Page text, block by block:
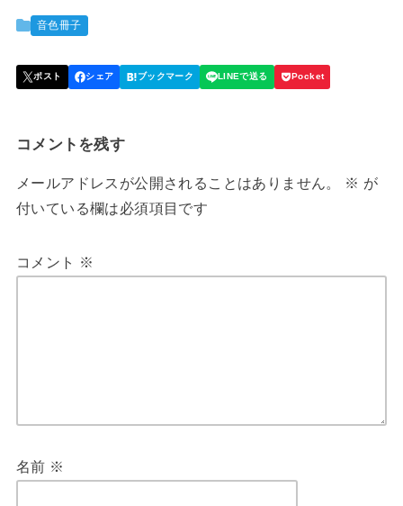
音色冊子
コメントを残す
メールアドレスが公開されることはありません。 ※ が
付いている欄は必須項目です
コメント ※
名前 ※